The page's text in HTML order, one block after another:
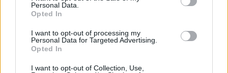
Personal Data.
Opted In
I want to opt-out of processing my
Personal Data for Targeted Advertising.
Opted In
I want to opt-out of Collection, Use,